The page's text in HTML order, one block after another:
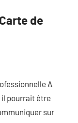
de
A
il pourrait être
sur